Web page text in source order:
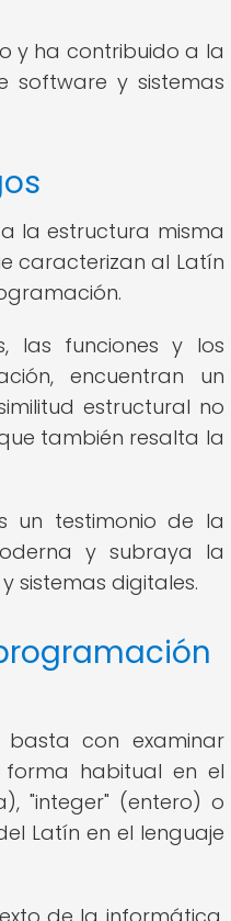
y ha contribuido a la
software y sistemas
la estructura misma
caracterizan al Latín
las funciones y los
encuentran un
estructural no
también resalta la
un testimonio de la
y subraya la
sistemas digitales.
con examinar
habitual en el
"integer" (entero) o
Latín en el lenguaje